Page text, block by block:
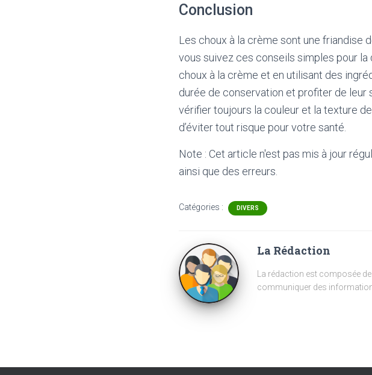
Conclusion
Les choux à la crème sont une
vous suivez ces conseils simples pour
choux à la crème et en utilisant des
durée de conservation et profiter de leur
vérifier toujours la couleur et la texture
d’éviter tout risque pour votre santé.
Note : Cet article n'est pas mis à jour
ainsi que des erreurs.
Catégories : DIVERS
La Rédaction
La rédaction est composée
communiquer des